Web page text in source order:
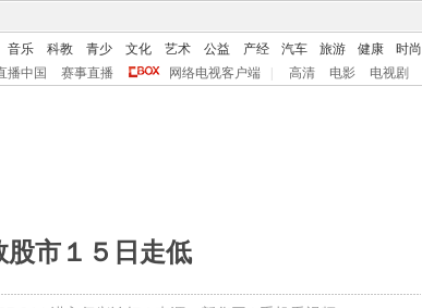
音乐 科教 青少 文化 艺术 公益 产经 汽车 旅游 健康 时尚
播中国 赛事直播 网络电视客户端 高清 电影 电视剧
股市１５日走低